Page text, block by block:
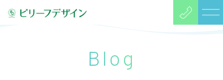
Blog